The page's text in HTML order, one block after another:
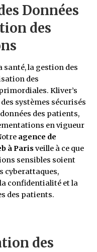
Données
des
santé, la gestion des
des
Kliver’s
systèmes sécurisés
des patients,
en vigueur
agence de
à Parisveille à ce que
sensibles soient
cyberattaques,
confidentialité et la
des patients.
des